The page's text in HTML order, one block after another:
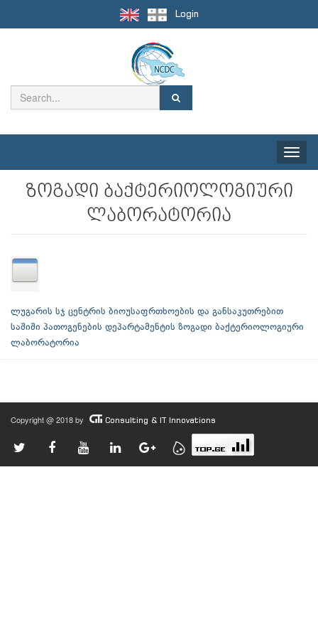
Login
Toggle
ზოგადი ბაქტერიოლოგიური
ლაბორატორია
ლუგარის სჯ ცენტრის ბიოუსაფრთხოების და განსაკუთრებით
საშიში პათოგენების დეპარტამენტის ზოგადი ბაქტერიოლოგიური
ლაბორატორია
Copyright @ 2018 by Consulting & IT Innovations